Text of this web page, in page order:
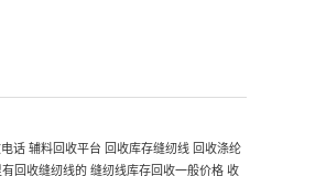
话 辅料回收平台 回收库存缝纫线 回收涤纶
有回收缝纫线的 缝纫线库存回收一般价格 收